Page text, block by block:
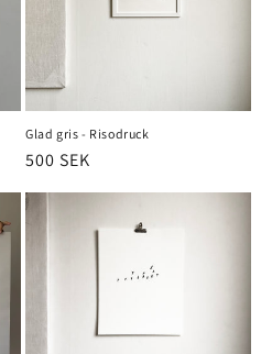
Glad gris - Risodruck
Normaler
500 SEK